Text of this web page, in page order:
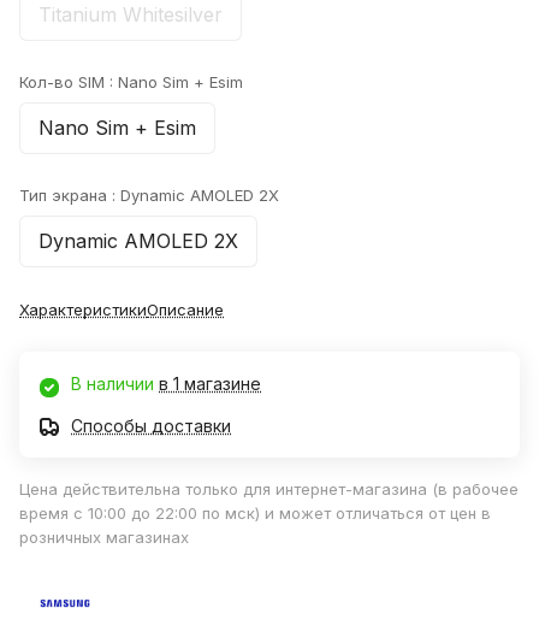
Titanium Whitesilver
Кол-во SIM : Nano Sim + Esim
Nano Sim + Esim
Тип экрана : Dynamic AMOLED 2X
Dynamic AMOLED 2X
ХарактеристикиОписание
В наличии в 1 магазине
Способы доставки
Цена действительна только для интернет-магазина (в рабочее
время с 10:00 до 22:00 по мск) и может отличаться от цен в
розничных магазинах